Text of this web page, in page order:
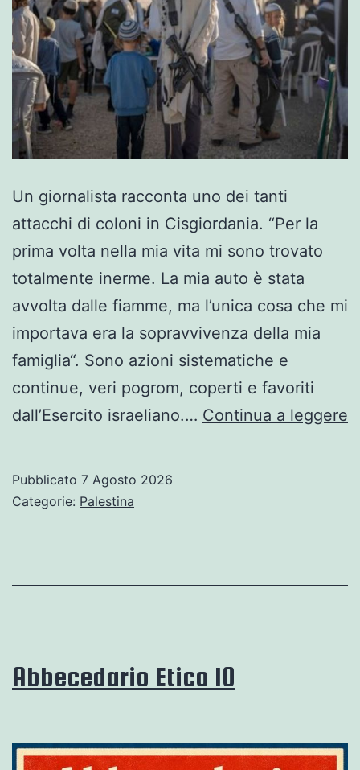
Un giornalista racconta uno dei tanti
attacchi di coloni in Cisgiordania. “Per la
prima volta nella mia vita mi sono trovato
totalmente inerme. La mia auto è stata
avvolta dalle fiamme, ma l’unica cosa che mi
importava era la sopravvivenza della mia
famiglia“. Sono azioni sistematiche e
continue, veri pogrom, coperti e favoriti
dall’Esercito israeliano.… Continua a leggere
Pubblicato 7 Agosto 2026
Categorie: Palestina
Abbecedario Etico 10